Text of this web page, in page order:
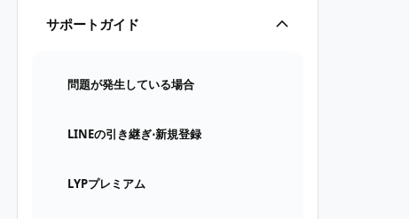
サポートガイド
問題が発生している場合
LINEの引き継ぎ⋅新規登録
LYPプレミアム